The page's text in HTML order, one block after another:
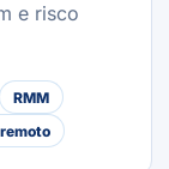
e risco
RMM